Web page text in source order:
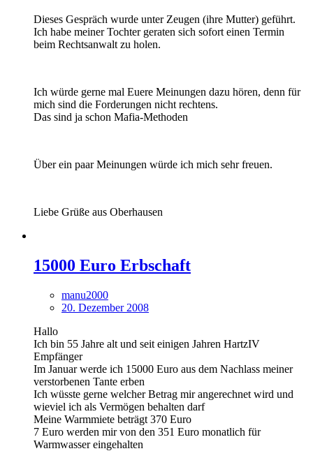
Dieses Gespräch wurde unter Zeugen (ihre Mutter) geführt.
Ich habe meiner Tochter geraten sich sofort einen Termin
beim Rechtsanwalt zu holen.
Ich würde gerne mal Euere Meinungen dazu hören, denn für
mich sind die Forderungen nicht rechtens.
Das sind ja schon Mafia-Methoden
Über ein paar Meinungen würde ich mich sehr freuen.
Liebe Grüße aus Oberhausen
15000 Euro Erbschaft
manu2000
20. Dezember 2008
Hallo
Ich bin 55 Jahre alt und seit einigen Jahren HartzIV
Empfänger
Im Januar werde ich 15000 Euro aus dem Nachlass meiner
verstorbenen Tante erben
Ich wüsste gerne welcher Betrag mir angerechnet wird und
wieviel ich als Vermögen behalten darf
Meine Warmmiete beträgt 370 Euro
7 Euro werden mir von den 351 Euro monatlich für
Warmwasser eingehalten